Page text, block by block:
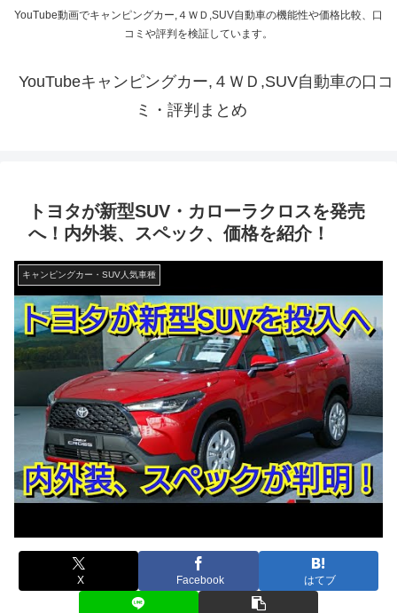
YouTube動画でキャンピングカー,４ＷＤ,SUV自動車の機能性や価格比較、口
コミや評判を検証しています。
YouTubeキャンピングカー,４ＷＤ,SUV自動車の口コ
ミ・評判まとめ
トヨタが新型SUV・カローラクロスを発売
へ！内外装、スペック、価格を紹介！
キャンピングカー・SUV人気車種
X Facebook はてブ